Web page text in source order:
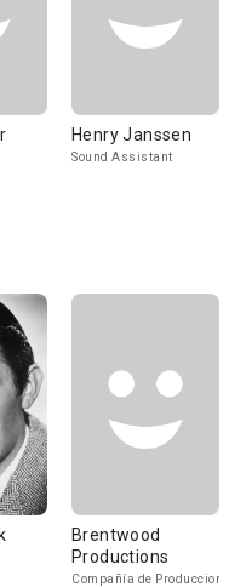
Henry Janssen
Sound Assistant
Brentwood
Productions
Compañía de Produccion